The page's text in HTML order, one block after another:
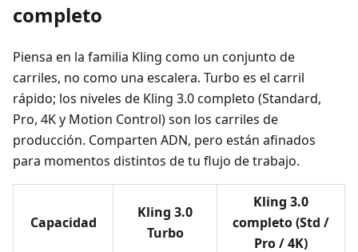
completo
Piensa en la familia Kling como un conjunto de
carriles, no como una escalera. Turbo es el carril
rápido; los niveles de Kling 3.0 completo (Standard,
Pro, 4K y Motion Control) son los carriles de
producción. Comparten ADN, pero están afinados
para momentos distintos de tu flujo de trabajo.
Capacidad
Kling 3.0
Turbo
Kling 3.0
completo (Std /
Pro / 4K)